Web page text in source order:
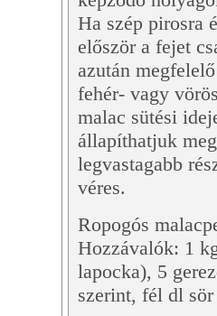
Ha szép pirosra
először a fejet
azután
fehér- vagy
malac sütési
állapíthatjuk
legvastagabb
véres.
Ropogós
Hozzávalók: 1
lapocka), 5
szerint, fél dl sör